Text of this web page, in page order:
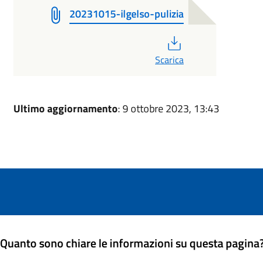
20231015-ilgelso-pulizia
Scarica
Ultimo aggiornamento: 9 ottobre 2023, 13:43
Quanto sono chiare le informazioni su questa